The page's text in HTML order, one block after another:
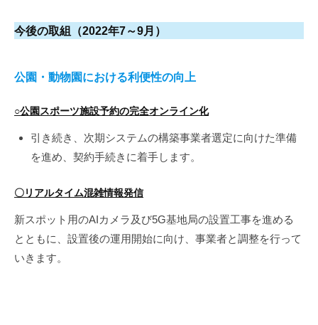
今後の取組（2022年7～9月）
公園・動物園における利便性の向上
○公園スポーツ施設予約の完全オンライン化
引き続き、次期システムの構築事業者選定に向けた準備
を進め、契約手続きに着手します。
〇リアルタイム混雑情報発信
新スポット用のAIカメラ及び5G基地局の設置工事を進める
とともに、設置後の運用開始に向け、事業者と調整を行って
いきます。